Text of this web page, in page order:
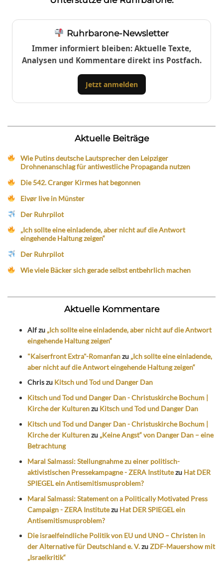
Ruhrbarone-Newsletter
Immer informiert bleiben: Aktuelle Texte,
Analysen und Kommentare direkt ins Postfach.
Jetzt anmelden
Aktuelle Beiträge
Wie Putins deutsche Lautsprecher den Leipziger
Drohnenanschlag für antiwestliche Propaganda nutzen
Die 542. Cranger Kirmes hat begonnen
Eivør live in Münster
Der Ruhrpilot
„Ich sollte eine einladende, aber nicht auf die Antwort
eingehende Haltung zeigen“
Der Ruhrpilot
Wie viele Bäcker sich gerade selbst entbehrlich machen
Aktuelle Kommentare
Alfzu „Ich sollte eine einladende, aber nicht auf die Antwort
eingehende Haltung zeigen“
"Kaiserfront Extra"-Romanfanzu „Ich sollte eine einladende,
aber nicht auf die Antwort eingehende Haltung zeigen“
Chriszu Kitsch und Tod und Danger Dan
Kitsch und Tod und Danger Dan - Christuskirche Bochum |
Kirche der Kulturenzu Kitsch und Tod und Danger Dan
Kitsch und Tod und Danger Dan - Christuskirche Bochum |
Kirche der Kulturenzu „Keine Angst“ von Danger Dan – eine
Betrachtung
Maral Salmassi: Stellungnahme zu einer politisch-
aktivistischen Pressekampagne - ZERA Institutezu Hat DER
SPIEGEL ein Antisemitismusproblem?
Maral Salmassi: Statement on a Politically Motivated Press
Campaign - ZERA Institutezu Hat DER SPIEGEL ein
Antisemitismusproblem?
Die israelfeindliche Politik von EU und UNO – Christen in
der Alternative für Deutschland e. V.zuZDF-Mauershow mit
„Israelkritik“